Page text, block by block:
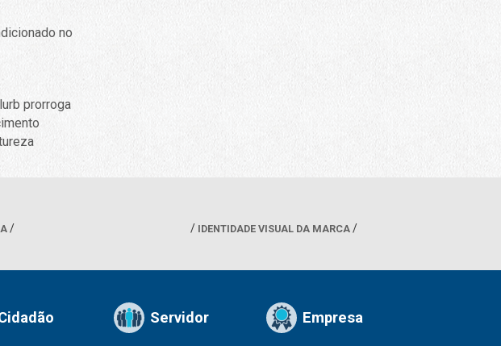
no
prorroga
IDENTIDADE VISUAL DA MARCA
Servidor Empresa